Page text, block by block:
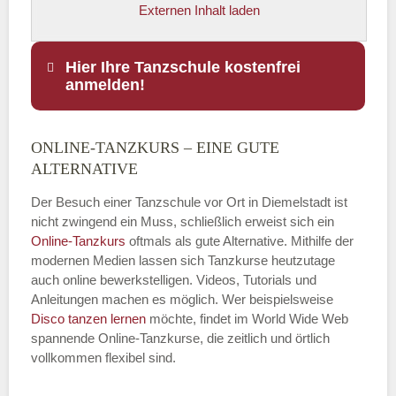
Externen Inhalt laden
Hier Ihre Tanzschule kostenfrei
anmelden!
Name
E-Mail*
Name der Tanzschule
ONLINE-TANZKURS – EINE GUTE
ALTERNATIVE
Der Besuch einer Tanzschule vor Ort in Diemelstadt ist
nicht zwingend ein Muss, schließlich erweist sich ein
Online-Tanzkurs oftmals als gute Alternative. Mithilfe der
modernen Medien lassen sich Tanzkurse heutzutage
auch online bewerkstelligen. Videos, Tutorials und
Anleitungen machen es möglich. Wer beispielsweise
Disco tanzen lernen möchte, findet im World Wide Web
spannende Online-Tanzkurse, die zeitlich und örtlich
vollkommen flexibel sind.